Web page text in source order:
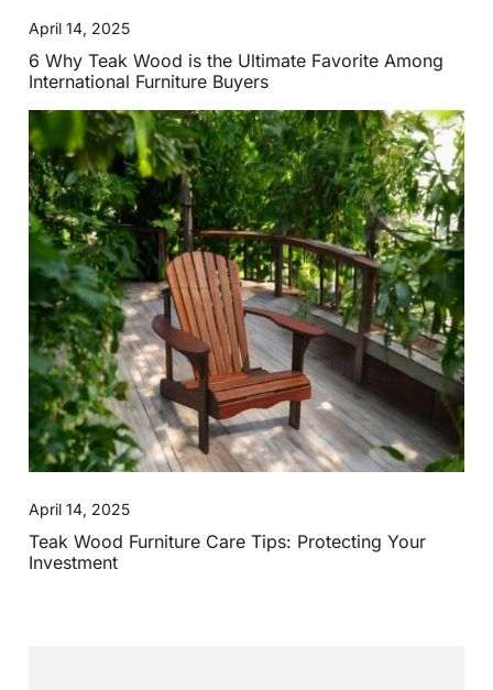
April 14, 2025
6 Why Teak Wood is the Ultimate Favorite Among
International Furniture Buyers
April 14, 2025
Teak Wood Furniture Care Tips: Protecting Your
Investment